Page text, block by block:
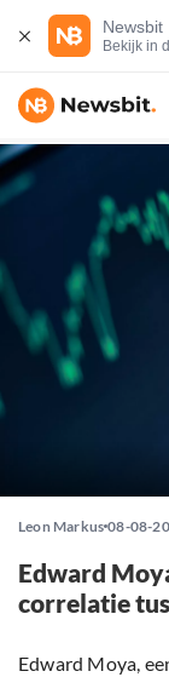
Newsbit
Bekijk in
Leon Markus 08-08-
Edward
correlatie
Edward Moya,